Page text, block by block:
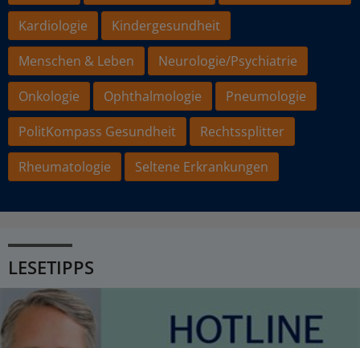
Kardiologie
Kindergesundheit
Menschen & Leben
Neurologie/Psychiatrie
Onkologie
Ophthalmologie
Pneumologie
PolitKompass Gesundheit
Rechtssplitter
Rheumatologie
Seltene Erkrankungen
LESETIPPS